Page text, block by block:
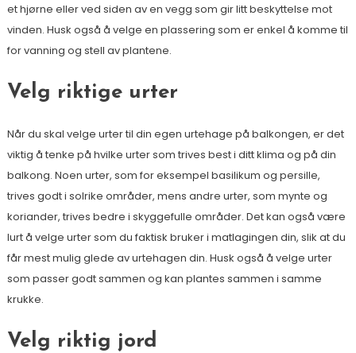
et hjørne eller ved siden av en vegg som gir litt beskyttelse mot
vinden. Husk også å velge en plassering som er enkel å komme til
for vanning og stell av plantene.
Velg riktige urter
Når du skal velge urter til din egen urtehage på balkongen, er det
viktig å tenke på hvilke urter som trives best i ditt klima og på din
balkong. Noen urter, som for eksempel basilikum og persille,
trives godt i solrike områder, mens andre urter, som mynte og
koriander, trives bedre i skyggefulle områder. Det kan også være
lurt å velge urter som du faktisk bruker i matlagingen din, slik at du
får mest mulig glede av urtehagen din. Husk også å velge urter
som passer godt sammen og kan plantes sammen i samme
krukke.
Velg riktig jord